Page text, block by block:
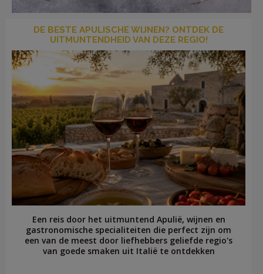
LOG
DE BESTE APULISCHE WIJNEN? ONTDEK DE
UITMUNTENDHEID VAN DEZE REGIO!
Een reis door het uitmuntend Apulië, wijnen en
gastronomische specialiteiten die perfect zijn om
een van de meest door liefhebbers geliefde regio's
van goede smaken uit Italië te ontdekken